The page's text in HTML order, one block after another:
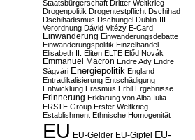
Staatsbürgerschaft Dritter Weltkrieg
Drogenpolitik Drogentestpflicht Dschihad
Dschihadismus Dschungel Dublin-III-
Verordnung Dávid Vitézy E-Card
Einwanderung Einwanderungsdebatte
Einwanderungspolitik Einzelhandel
Elisabeth II. Eliten ELTE Előd Novák
Emmanuel Macron Endre Ady Endre
Ságvári Energiepolitik England
Entradikalisierung Entschädigung
Entwicklung Erasmus Erbil Ergebnisse
Erinnerung Erklärung von Alba Iulia
ERSTE Group Erster Weltkrieg
Establishment Ethnische Homogenität
EU EU-Gelder EU-Gipfel EU-